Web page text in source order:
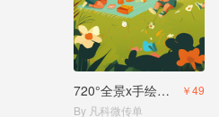
720°全景x手绘风儿童节活动邀请函
￥49
By 凡科微传单